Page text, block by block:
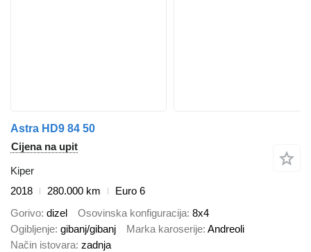
Astra HD9 84 50
Cijena na upit
Kiper
2018
280.000 km
Euro 6
Gorivo dizel Osovinska konfiguracija 8x4
Ogibljenje gibanj/gibanj Marka karoserije Andreoli
Način istovara zadnja